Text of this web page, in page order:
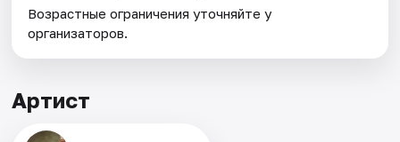
Возрастные ограничения уточняйте у
организаторов.
Артист